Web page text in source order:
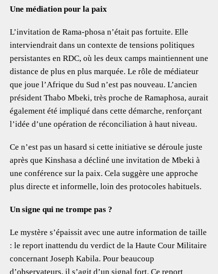
Une médiation pour la paix
L’invitation de Rama-phosa n’était pas fortuite. Elle
interviendrait dans un contexte de tensions politiques
persistantes en RDC, où les deux camps maintiennent une
distance de plus en plus marquée. Le rôle de médiateur
que joue l’Afrique du Sud n’est pas nouveau. L’ancien
président Thabo Mbeki, très proche de Ramaphosa, aurait
également été impliqué dans cette démarche, renforçant
l’idée d’une opération de réconciliation à haut niveau.
Ce n’est pas un hasard si cette initiative se déroule juste
après que Kinshasa a décliné une invitation de Mbeki à
une conférence sur la paix. Cela suggère une approche
plus directe et informelle, loin des protocoles habituels.
Un signe qui ne trompe pas ?
Le mystère s’épaissit avec une autre information de taille
: le report inattendu du verdict de la Haute Cour Militaire
concernant Joseph Kabila. Pour beaucoup
d’observateurs, il s’agit d’un signal fort. Ce report